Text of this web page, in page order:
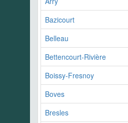
Bazicourt
Belleau
Bettencourt-Rivière
Boissy-Fresnoy
Boves
Bresles